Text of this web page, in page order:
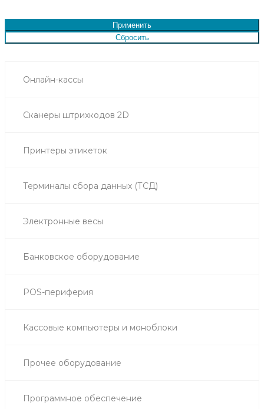
Онлайн-кассы
Сканеры штрихкодов 2D
Принтеры этикеток
Терминалы сбора данных (ТСД)
Электронные весы
Банковское оборудование
POS-периферия
Кассовые компьютеры и моноблоки
Прочее оборудование
Программное обеспечение